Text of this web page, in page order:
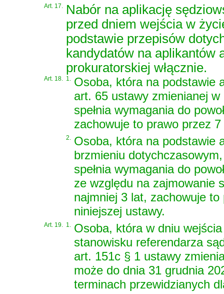
Art. 17. Nabór na aplikację
przed dniem wejścia w
podstawie przepisów
kandydatów na aplikantów
prokuratorskiej włącznie.
Art. 18. 1. Osoba, która na podstawie
art. 65 ustawy zmienianej
spełnia wymagania do
zachowuje to prawo przez
2. Osoba, która na podstawie
brzmieniu
spełnia wymagania do
ze względu na zajmowanie
najmniej 3 lat, zachowuje
niniejszej ustawy.
Art. 19. 1. Osoba, która w dniu
stanowisku referendarza
art. 151c § 1 ustawy
może do dnia 31 grudnia
terminach przewidzianych